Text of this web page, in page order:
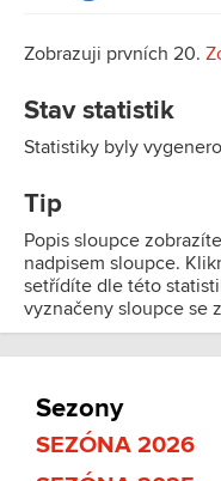
Zobrazuji prvních 20.
Stav statistik
Statistiky byly
Tip
Popis sloupce
nadpisem sloupce.
setřídíte dle této
vyznačeny sloupce se
Sezony
SEZÓNA 2026